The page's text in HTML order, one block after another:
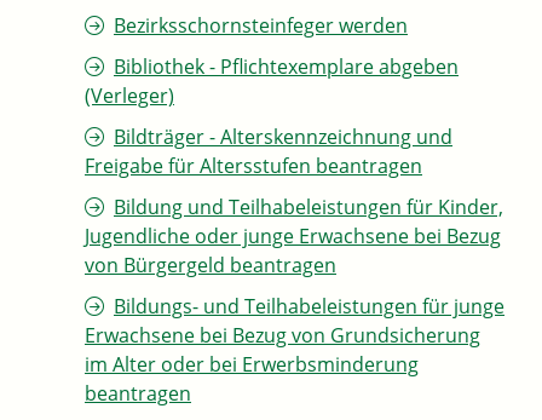
Bezirksschornsteinfeger werden
Bibliothek - Pflichtexemplare abgeben
(Verleger)
Bildträger - Alterskennzeichnung und
Freigabe für Altersstufen beantragen
Bildung und Teilhabeleistungen für Kinder,
Jugendliche oder junge Erwachsene bei Bezug
von Bürgergeld beantragen
Bildungs- und Teilhabeleistungen für junge
Erwachsene bei Bezug von Grundsicherung
im Alter oder bei Erwerbsminderung
beantragen